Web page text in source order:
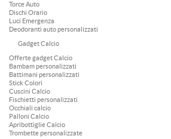
Torce Auto
Dischi Orario
Luci Emergenza
Deodoranti auto personalizzati
Gadget Calcio
Offerte gadget Calcio
Bambam personalizzati
Battimani personalizzati
Stick Colori
Cuscini Calcio
Fischietti personalizzati
Occhiali calcio
Palloni Calcio
Apribottiglie Calcio
Trombette personalizzate